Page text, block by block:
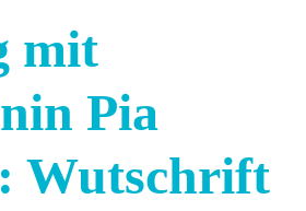
mit
Pia
Wutschrift